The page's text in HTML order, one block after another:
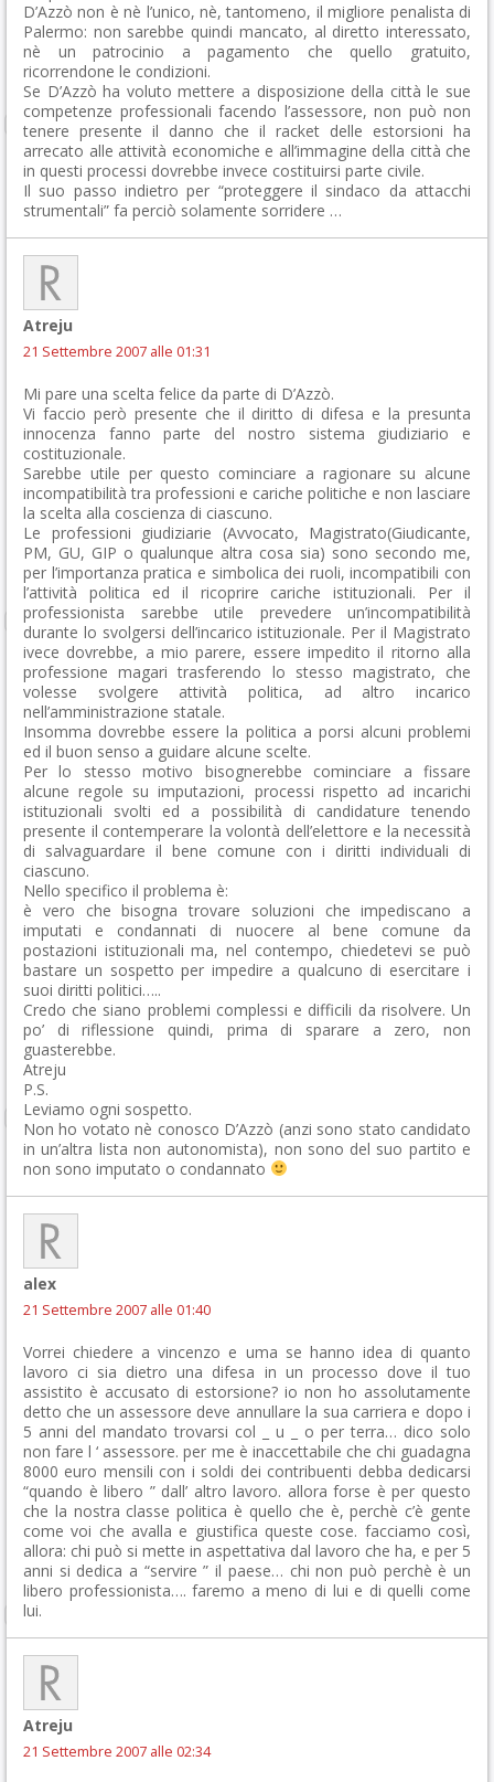
D’Azzò non è nè l’unico, nè, tantomeno, il migliore penalista di
Palermo: non sarebbe quindi mancato, al diretto interessato,
nè un patrocinio a pagamento che quello gratuito,
ricorrendone le condizioni.
Se D’Azzò ha voluto mettere a disposizione della città le sue
competenze professionali facendo l’assessore, non può non
tenere presente il danno che il racket delle estorsioni ha
arrecato alle attività economiche e all’immagine della città che
in questi processi dovrebbe invece costituirsi parte civile.
Il suo passo indietro per “proteggere il sindaco da attacchi
strumentali” fa perciò solamente sorridere …
Atreju
21 Settembre 2007 alle 01:31
Mi pare una scelta felice da parte di D’Azzò.
Vi faccio però presente che il diritto di difesa e la presunta
innocenza fanno parte del nostro sistema giudiziario e
costituzionale.
Sarebbe utile per questo cominciare a ragionare su alcune
incompatibilità tra professioni e cariche politiche e non lasciare
la scelta alla coscienza di ciascuno.
Le professioni giudiziarie (Avvocato, Magistrato(Giudicante,
PM, GU, GIP o qualunque altra cosa sia) sono secondo me,
per l’importanza pratica e simbolica dei ruoli, incompatibili con
l’attività politica ed il ricoprire cariche istituzionali. Per il
professionista sarebbe utile prevedere un’incompatibilità
durante lo svolgersi dell’incarico istituzionale. Per il Magistrato
ivece dovrebbe, a mio parere, essere impedito il ritorno alla
professione magari trasferendo lo stesso magistrato, che
volesse svolgere attività politica, ad altro incarico
nell’amministrazione statale.
Insomma dovrebbe essere la politica a porsi alcuni problemi
ed il buon senso a guidare alcune scelte.
Per lo stesso motivo bisognerebbe cominciare a fissare
alcune regole su imputazioni, processi rispetto ad incarichi
istituzionali svolti ed a possibilità di candidature tenendo
presente il contemperare la volontà dell’elettore e la necessità
di salvaguardare il bene comune con i diritti individuali di
ciascuno.
Nello specifico il problema è:
è vero che bisogna trovare soluzioni che impediscano a
imputati e condannati di nuocere al bene comune da
postazioni istituzionali ma, nel contempo, chiedetevi se può
bastare un sospetto per impedire a qualcuno di esercitare i
suoi diritti politici…..
Credo che siano problemi complessi e difficili da risolvere. Un
po’ di riflessione quindi, prima di sparare a zero, non
guasterebbe.
Atreju
P.S.
Leviamo ogni sospetto.
Non ho votato nè conosco D’Azzò (anzi sono stato candidato
in un’altra lista non autonomista), non sono del suo partito e
non sono imputato o condannato
alex
21 Settembre 2007 alle 01:40
Vorrei chiedere a vincenzo e uma se hanno idea di quanto
lavoro ci sia dietro una difesa in un processo dove il tuo
assistito è accusato di estorsione? io non ho assolutamente
detto che un assessore deve annullare la sua carriera e dopo i
5 anni del mandato trovarsi col _ u _ o per terra… dico solo
non fare l ‘ assessore. per me è inaccettabile che chi guadagna
8000 euro mensili con i soldi dei contribuenti debba dedicarsi
“quando è libero ” dall’ altro lavoro. allora forse è per questo
che la nostra classe politica è quello che è, perchè c’è gente
come voi che avalla e giustifica queste cose. facciamo così,
allora: chi può si mette in aspettativa dal lavoro che ha, e per 5
anni si dedica a “servire ” il paese… chi non può perchè è un
libero professionista…. faremo a meno di lui e di quelli come
lui.
Atreju
21 Settembre 2007 alle 02:34